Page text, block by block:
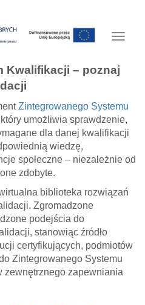
Toggle
Kwalifikacji – poznaj
Uwaga:
Kliknięcie
w
poniższy
link
spowoduje
na
inną
stronę
internetową:
Przejdź
do
strony
Zintegrowanego Systemu
umożliwia sprawdzenie,
dla danej kwalifikacji
wiedzę,
społeczne – niezależnie od
zdobyte.
biblioteka rozwiązań
Zgromadzone
podejścia do
stanowiąc źródło
certyfikujących, podmiotów
Zintegrowanego Systemu
zewnętrznego zapewniania